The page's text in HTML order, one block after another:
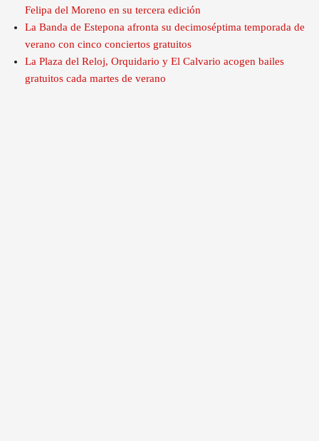
Felipa del Moreno en su tercera edición
La Banda de Estepona afronta su decimoséptima temporada de
verano con cinco conciertos gratuitos
La Plaza del Reloj, Orquidario y El Calvario acogen bailes
gratuitos cada martes de verano